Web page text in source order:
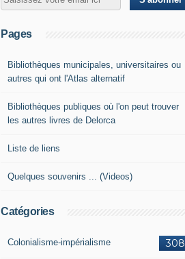
Pages
Bibliothèques municipales, universitaires ou
autres qui ont l'Atlas alternatif
Bibliothèques publiques où l'on peut trouver
les autres livres de Delorca
Liste de liens
Quelques souvenirs ... (Videos)
Catégories
308
Colonialisme-impérialisme